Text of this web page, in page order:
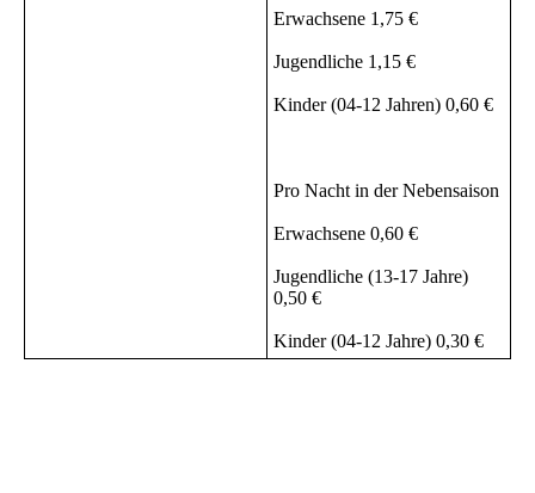
Erwachsene 1,75 €
Jugendliche 1,15 €
Kinder (04-12 Jahren) 0,60 €
Pro Nacht in der Nebensaison
Erwachsene 0,60 €
Jugendliche (13-17 Jahre)
0,50 €
Kinder (04-12 Jahre) 0,30 €